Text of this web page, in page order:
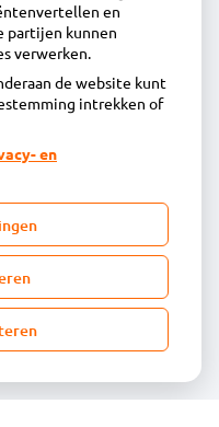
uw
en
partijen kunnen
verwerken.
de website kunt
intrekken of
en